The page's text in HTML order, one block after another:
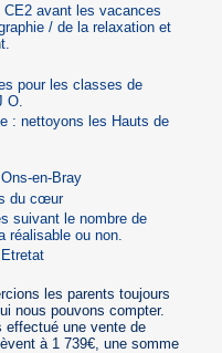
CE2 avant les vacances
/ de la relaxation et
pour les classes de
O.
: nettoyons les Hauts de
en-Bray
du cœur
suivant le nombre de
réalisable ou non.
les parents toujours
nous pouvons compter.
effectué une vente de
à 1 739€, une somme